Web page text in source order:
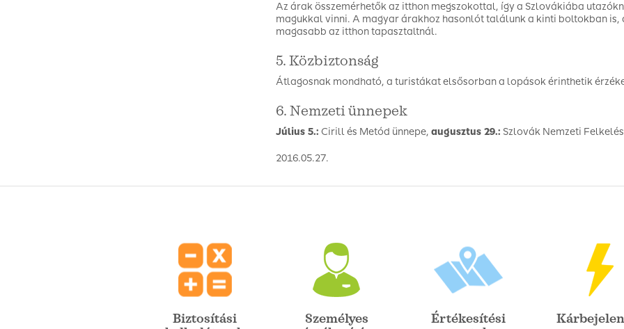
Az árak összemérhetők az itthon megszokottal, így a Szlovákiába
magukkal vinni. A magyar árakhoz hasonlót találunk a kinti boltokban is,
magasabb az itthon tapasztaltnál.
5. Közbiztonság
Átlagosnak mondható, a turistákat elsősorban a lopások érinthetik
6. Nemzeti ünnepek
Július 5.: Cirill és Metód ünnepe, augusztus 29.: Szlovák Nemzeti
2016.05.27.
Biztosítási
Személyes
Értékesítési